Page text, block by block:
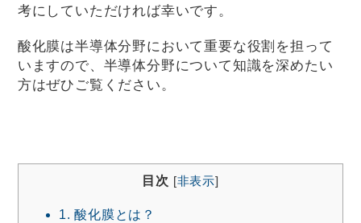
考にしていただければ幸いです。
酸化膜は半導体分野において重要な役割を担って
いますので、半導体分野について知識を深めたい
方はぜひご覧ください。
目次 [非表示]
1. 酸化膜とは？